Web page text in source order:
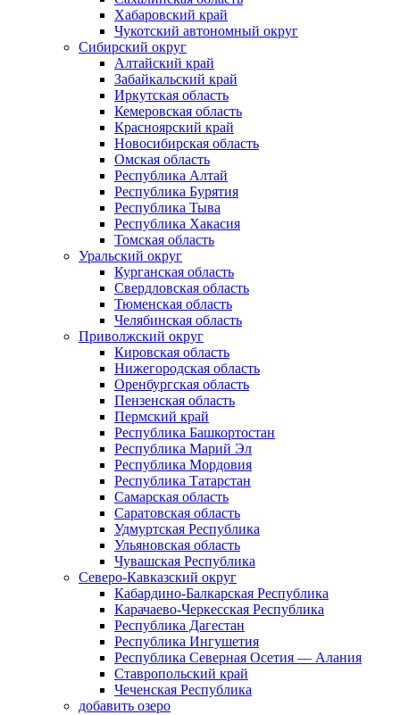
Хабаровский край
Чукотский автономный округ
Сибирский округ
Алтайский край
Забайкальский край
Иркутская область
Кемеровская область
Красноярский край
Новосибирская область
Омская область
Республика Алтай
Республика Бурятия
Республика Тыва
Республика Хакасия
Томская область
Уральский округ
Курганская область
Свердловская область
Тюменская область
Челябинская область
Приволжский округ
Кировская область
Нижегородская область
Оренбургская область
Пензенская область
Пермский край
Республика Башкортостан
Республика Марий Эл
Республика Мордовия
Республика Татарстан
Самарская область
Саратовская область
Удмуртская Республика
Ульяновская область
Чувашская Республика
Северо-Кавказский округ
Кабардино-Балкарская Республика
Карачаево-Черкесская Республика
Республика Дагестан
Республика Ингушетия
Республика Северная Осетия — Алания
Ставропольский край
Чеченская Республика
добавить озеро